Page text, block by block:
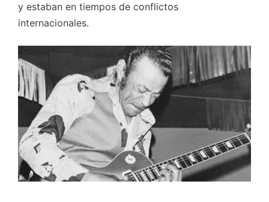
y estaban en tiempos de conflictos
internacionales.